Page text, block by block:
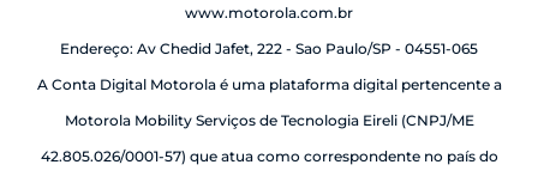
www.motorola.com.br
Endereço: Av Chedid Jafet, 222 - Sao Paulo/SP - 04551-065
A Conta Digital Motorola é uma plataforma digital pertencente a
Motorola Mobility Serviços de Tecnologia Eireli (CNPJ/ME
42.805.026/0001-57) que atua como correspondente no país do